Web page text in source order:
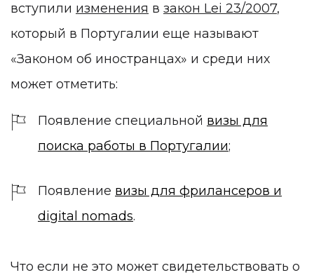
вступили изменения в закон Lei 23/2007,
который в Португалии еще называют
«Законом об иностранцах» и среди них
может отметить:
Появление специальной визы для
поиска работы в Португалии;
Появление визы для фрилансеров и
digital nomads.
Что если не это может свидетельствовать о